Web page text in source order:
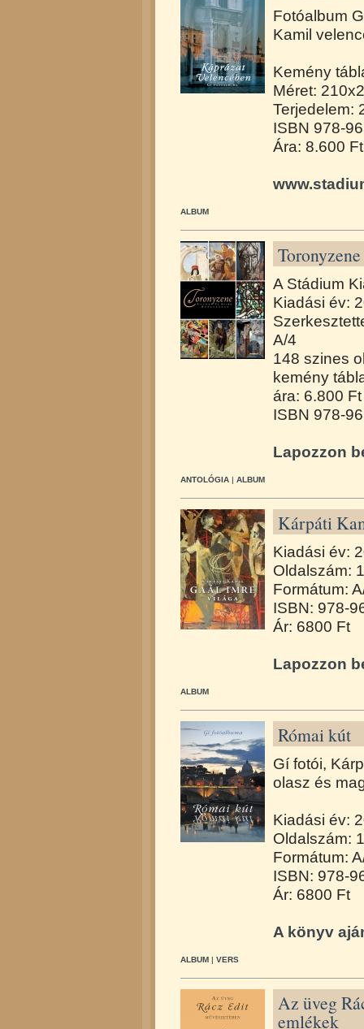
Fotóalbum
Kamil
Kemény
Méret:
Terjedelem:
ISBN 978-
Ára: 8.600 Ft
ALBUM
A Stádium
Kiadási év:
A/4
148 szines
kemény
ára: 6.800 Ft
ISBN 978-
Lapozzon
ANTOLÓGIA | ALBUM
Kárpáti
Kiadási év:
Oldalszám:
Formátum:
ISBN: 978-
Ár: 6800 Ft
Lapozzon
ALBUM
Római kút
Gí fotói,
olasz és
Kiadási év:
Oldalszám:
Formátum:
ISBN: 978-
Ár: 6800 Ft
A könyv
ALBUM | VERS
Az üveg
emlékek